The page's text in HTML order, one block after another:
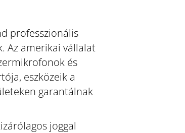
professzionális
Az amerikai vállalat
és
eszközeik a
garantálnak
joggal